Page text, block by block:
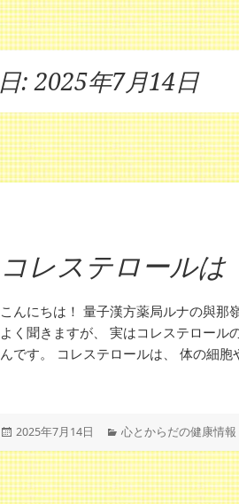
日:2025年7月14日
コレステロールは
こんにちは！ 量子漢方薬局ルナの與那
よく聞きますが、 実はコレステロール
んです。 コレステロールは、 体の細胞
投
日:
2025年7月14日
カ
ゴ
リ
ー
心とからだの健康情報